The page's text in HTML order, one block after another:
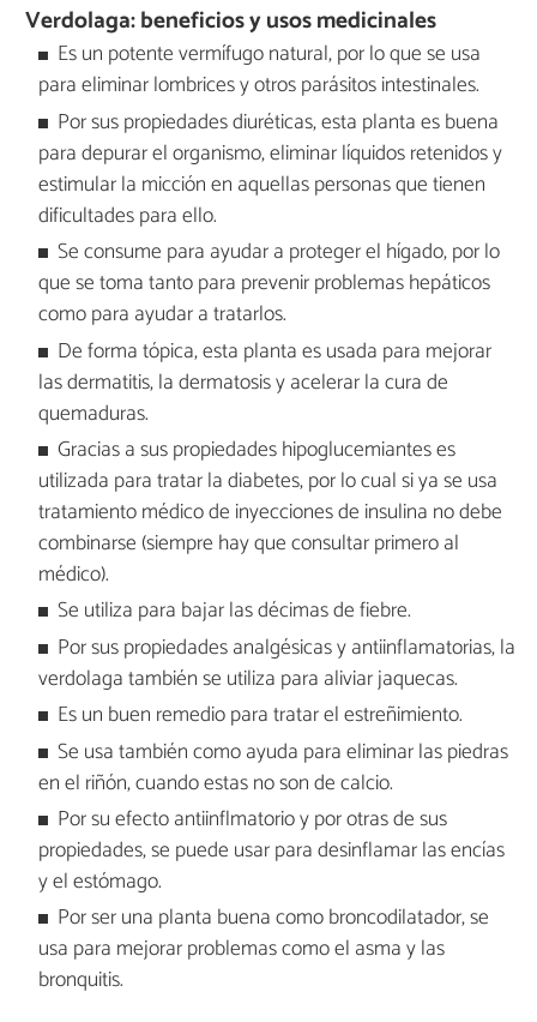
Verdolaga: beneficios y usos medicinales
Es un potente vermífugo natural, por lo que se usa
para eliminar lombrices y otros parásitos intestinales.
Por sus propiedades diuréticas, esta planta es buena
para depurar el organismo, eliminar líquidos retenidos y
estimular la micción en aquellas personas que tienen
dificultades para ello.
Se consume para ayudar a proteger el hígado, por lo
que se toma tanto para prevenir problemas hepáticos
como para ayudar a tratarlos.
De forma tópica, esta planta es usada para mejorar
las dermatitis, la dermatosis y acelerar la cura de
quemaduras.
Gracias a sus propiedades hipoglucemiantes es
utilizada para tratar la diabetes, por lo cual si ya se usa
tratamiento médico de inyecciones de insulina no debe
combinarse (siempre hay que consultar primero al
médico).
Se utiliza para bajar las décimas de fiebre.
Por sus propiedades analgésicas y antiinflamatorias, la
verdolaga también se utiliza para aliviar jaquecas.
Es un buen remedio para tratar el estreñimiento.
Se usa también como ayuda para eliminar las piedras
en el riñón, cuando estas no son de calcio.
Por su efecto antiinflmatorio y por otras de sus
propiedades, se puede usar para desinflamar las encías
y el estómago.
Por ser una planta buena como broncodilatador, se
usa para mejorar problemas como el asma y las
bronquitis.